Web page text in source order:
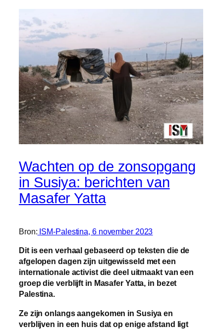
Wachten op de zonsopgang
in Susiya: berichten van
Masafer Yatta
Bron: ISM-Palestina, 6 november 2023
Dit is een verhaal gebaseerd op teksten die de
afgelopen dagen zijn uitgewisseld met een
internationale activist die deel uitmaakt van een
groep die verblijft in Masafer Yatta, in bezet
Palestina.
Ze zijn onlangs aangekomen in Susiya en
verblijven in een huis dat op enige afstand ligt